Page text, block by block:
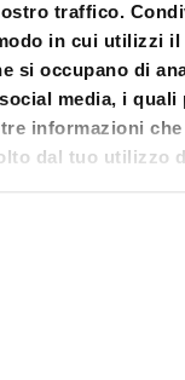
traffico.
in cui utilizzi
si occupano di
media, i quali
informazioni
dal tuo utilizzo
reputazione e
e relativo
e la creazione